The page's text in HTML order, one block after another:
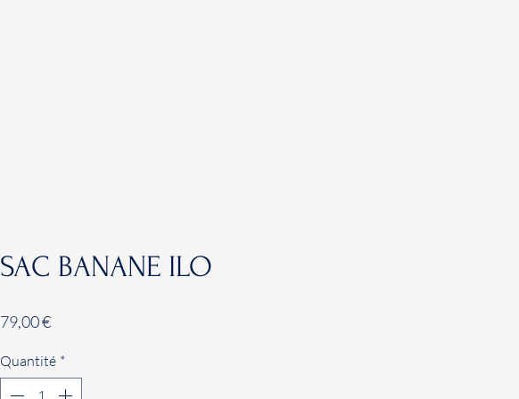
SAC BANANE ILO
79,00 €Prix
Quantité *